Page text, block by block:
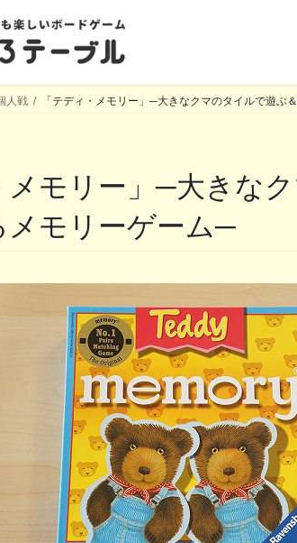
人戦 「テディ・メモリー」─大きなクマのタイルで遊ぶ
モリーゲーム─